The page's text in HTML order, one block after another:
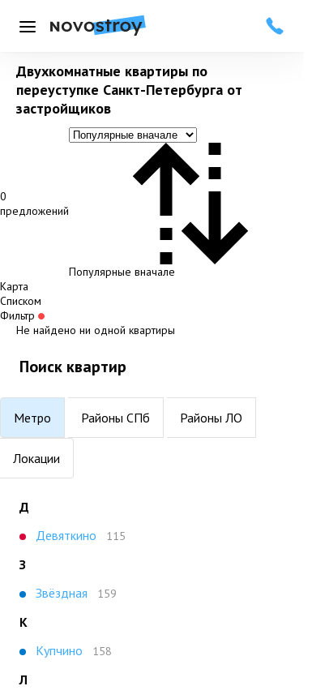
Меню
Двухкомнатные квартиры по
переуступке Санкт-Петербурга от
застройщиков
0
предложений
Популярные вначале
Карта
Списком
Фильтр
Не найдено ни одной квартиры
Поиск квартир
Метро Районы СПб Районы ЛО
Локации
Д
Девяткино
115
З
Звёздная
159
К
Купчино
158
Л